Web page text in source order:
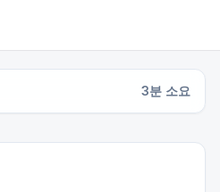
3분 소요